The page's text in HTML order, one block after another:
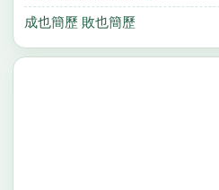
成也簡歷 敗也簡歷